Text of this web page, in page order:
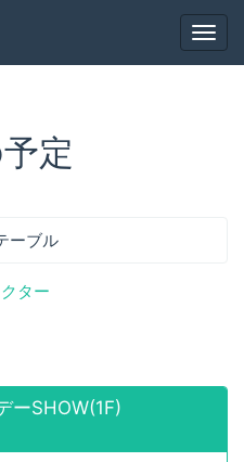
定
ーブル
ター
ーSHOW(1F)